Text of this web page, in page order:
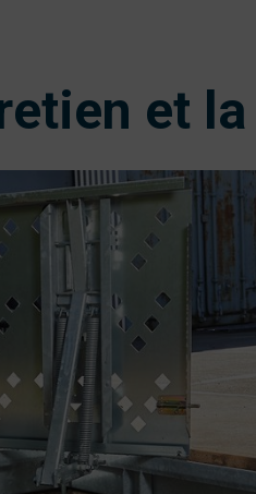
et